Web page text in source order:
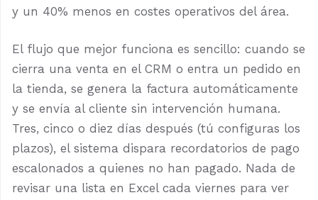
y un 40% menos en costes operativos del área.
El flujo que mejor funciona es sencillo: cuando se
cierra una venta en el CRM o entra un pedido en
la tienda, se genera la factura automáticamente
y se envía al cliente sin intervención humana.
Tres, cinco o diez días después (tú configuras los
plazos), el sistema dispara recordatorios de pago
escalonados a quienes no han pagado. Nada de
revisar una lista en Excel cada viernes para ver